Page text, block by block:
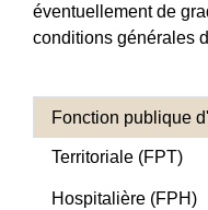
éventuellement de
conditions générales
Fonction publique
Territoriale (FPT)
Hospitalière (FPH)